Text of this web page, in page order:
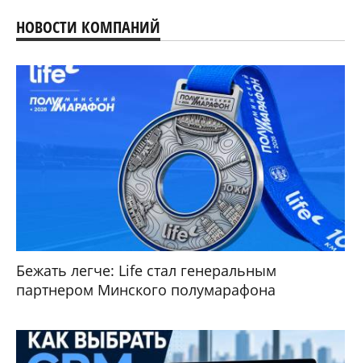
НОВОСТИ КОМПАНИЙ
Бежать легче: Life стал генеральным
партнером Минского полумарафона